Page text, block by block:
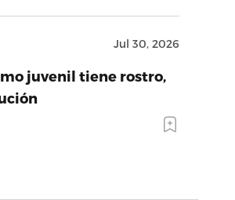
Jul 30, 2026
juvenil tiene rostro,